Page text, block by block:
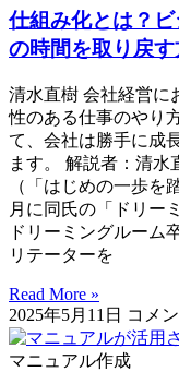
仕組み化とは？
の時間を取り戻す
清水直樹 会社経営に
性のある仕事のやり
て、会社は勝手に成
ます。 解説者：清水
（「はじめの一歩を
月に同氏の「ドリー
ドリーミングルーム
リテーターを
Read More »
2025年5月11日 コメ
マニュアル作成